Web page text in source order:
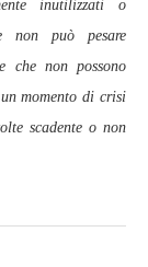
inutilizzati o
non può pesare
che non possono
momento di crisi
scadente o non